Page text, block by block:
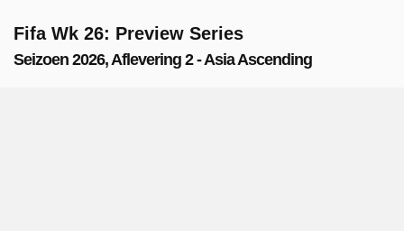
Fifa Wk 26: Preview Series
Seizoen 2026, Aflevering 2 - Asia Ascending